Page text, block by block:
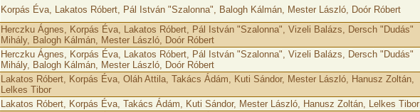
Korpás Éva, Lakatos Róbert, Pál István "Szalonna", Balogh Kálmán, Mester László, Doór Róbert
Herczku Ágnes, Korpás Éva, Lakatos Róbert, Pál István "Szalonna", Vizeli Balázs, Dersch "Dudás"
Mihály, Balogh Kálmán, Mester László, Doór Róbert
Herczku Ágnes, Korpás Éva, Lakatos Róbert, Pál István "Szalonna", Vizeli Balázs, Dersch "Dudás"
Mihály, Balogh Kálmán, Mester László, Doór Róbert
Lakatos Róbert, Korpás Éva, Oláh Attila, Takács Ádám, Kuti Sándor, Mester László, Hanusz Zoltán,
Lelkes Tibor
Lakatos Róbert, Korpás Éva, Takács Ádám, Kuti Sándor, Mester László, Hanusz Zoltán, Lelkes Tibor